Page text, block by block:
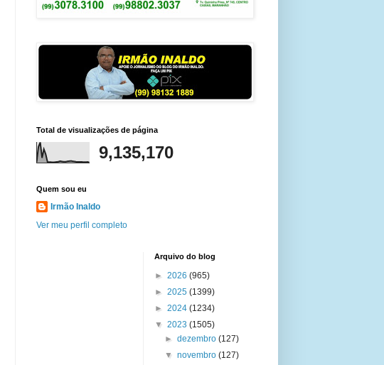
Total de visualizações de página
9,135,170
Quem sou eu
Irmão Inaldo
Ver meu perfil completo
Arquivo do blog
► 2026 (965)
► 2025 (1399)
► 2024 (1234)
▼ 2023 (1505)
►dezembro(127)
▼novembro(127)